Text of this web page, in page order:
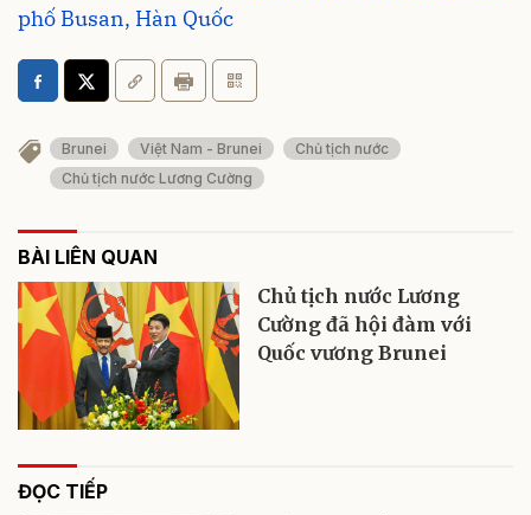
phố Busan, Hàn Quốc
Brunei Việt Nam - Brunei
Chủ tịch nước
Chủ tịch nước Lương Cường
BÀI LIÊN QUAN
Chủ tịch nước Lương
Cường đã hội đàm với
Quốc vương Brunei
ĐỌC TIẾP